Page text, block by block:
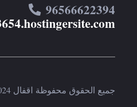
96566622394
جميع الحقوق محفوظة اقفال 2024 ©